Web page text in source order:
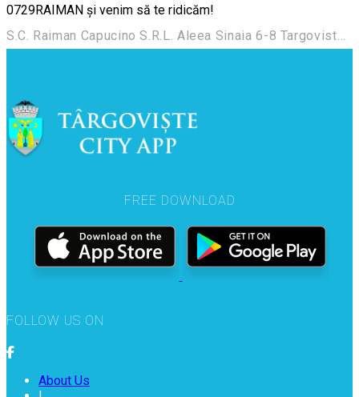
0729RAIMAN și venim să te ridicăm!
S.C. Raiman Capucino S.R.L. Aleea Sinaia 6-8 Targoviste, Dambovita
FREE DOWNLOAD
FOLLOW US ON
About Us